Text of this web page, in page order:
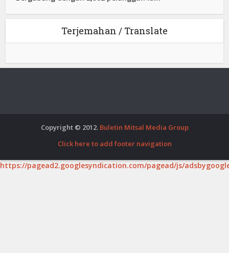
Terjemahan / Translate
Copyright © 2012. Buletin Mitsal Media Group
Click here to add footer navigation
https://pagead2.googlesyndication.com/pagead/js/